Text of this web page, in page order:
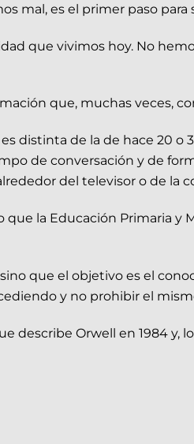
mal, es el primer paso
que vivimos hoy. No
que, muchas veces,
distinta de la de hace 20 o
de conversación y de
del televisor o de la
la Educación Primaria
que el objetivo es el
y no prohibir el
describe Orwell en 1984 y,